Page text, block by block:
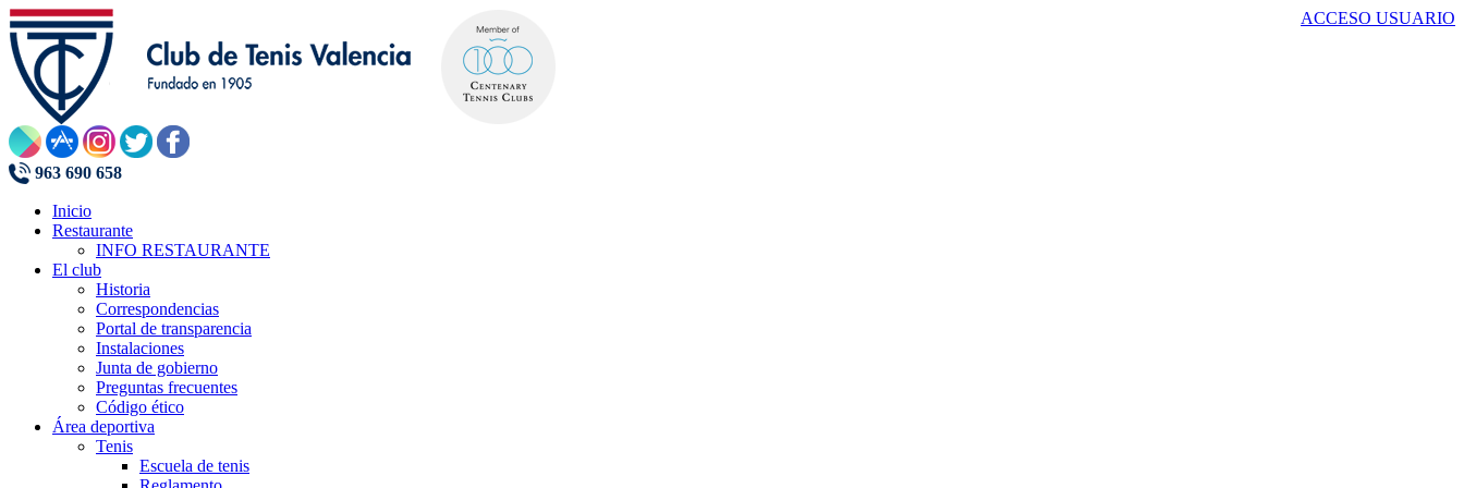
ACCESO USUARIO
963 690 658
Inicio
Restaurante
INFO RESTAURANTE
El club
Historia
Correspondencias
Portal de transparencia
Instalaciones
Junta de gobierno
Preguntas frecuentes
Código ético
Área deportiva
Tenis
Escuela de tenis